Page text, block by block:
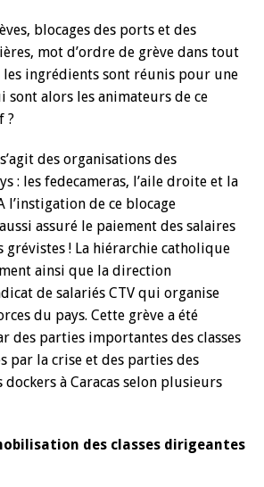
blocages des ports et des
mot d’ordre de grève dans tout
les ingrédients sont réunis pour une
sont alors les animateurs de ce
?
des organisations des
: les fedecameras, l’aile droite et la
l’instigation de ce blocage
assuré le paiement des salaires
grévistes ! La hiérarchie catholique
ainsi que la direction
de salariés CTV qui organise
du pays. Cette grève a été
des parties importantes des classes
par la crise et des parties des
dockers à Caracas selon plusieurs
des classes dirigeantes